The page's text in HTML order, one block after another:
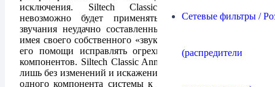
Сетевые фильтры /
(распредители
исключения. Siltech Classic Anniversary 330L
невозможно будет применять для корректировки
звучания неудачно составленных систем, так как не
имея своего собственного «звука» он не способен при
его помощи исправлять огрехи звучания остальных
компонентов. Siltech Classic Anniversary 330L способен
лишь без изменений и искажений передавать сигнал от
одного компонента системы к другому. Место Siltech